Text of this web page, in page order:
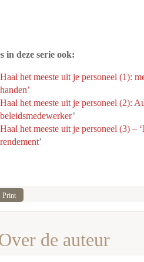
in deze serie ook:
Haal het meeste uit je personeel (1):
handen’
Haal het meeste uit je personeel (2):
beleidsmedewerker’
Haal het meeste uit je personeel (3) –
rendement’
Print
de auteur